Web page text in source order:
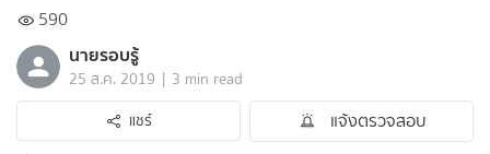
590
นายรอบรู้
25 ส.ค. 2019 | 3 min read
แชร์
แจ้งตรวจสอบ